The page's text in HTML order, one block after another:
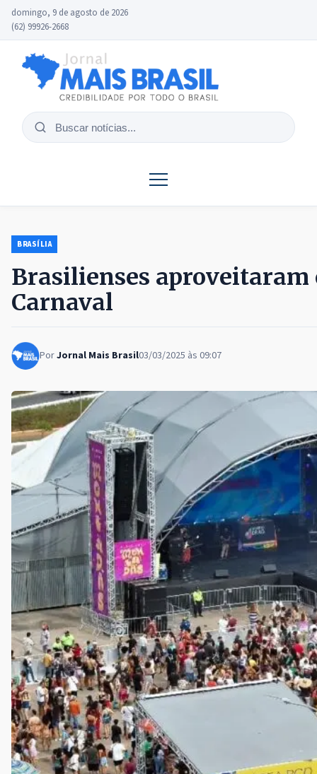
domingo, 9 de agosto de 2026
(62) 99926-2668
Buscar
BRASÍLIA
Brasilienses aproveitaram
Carnaval
PorJornal Mais Brasil03/03/2025 às 09:07